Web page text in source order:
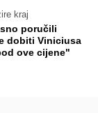
kraj
poručili
dobiti Viniciusa
ove cijene"